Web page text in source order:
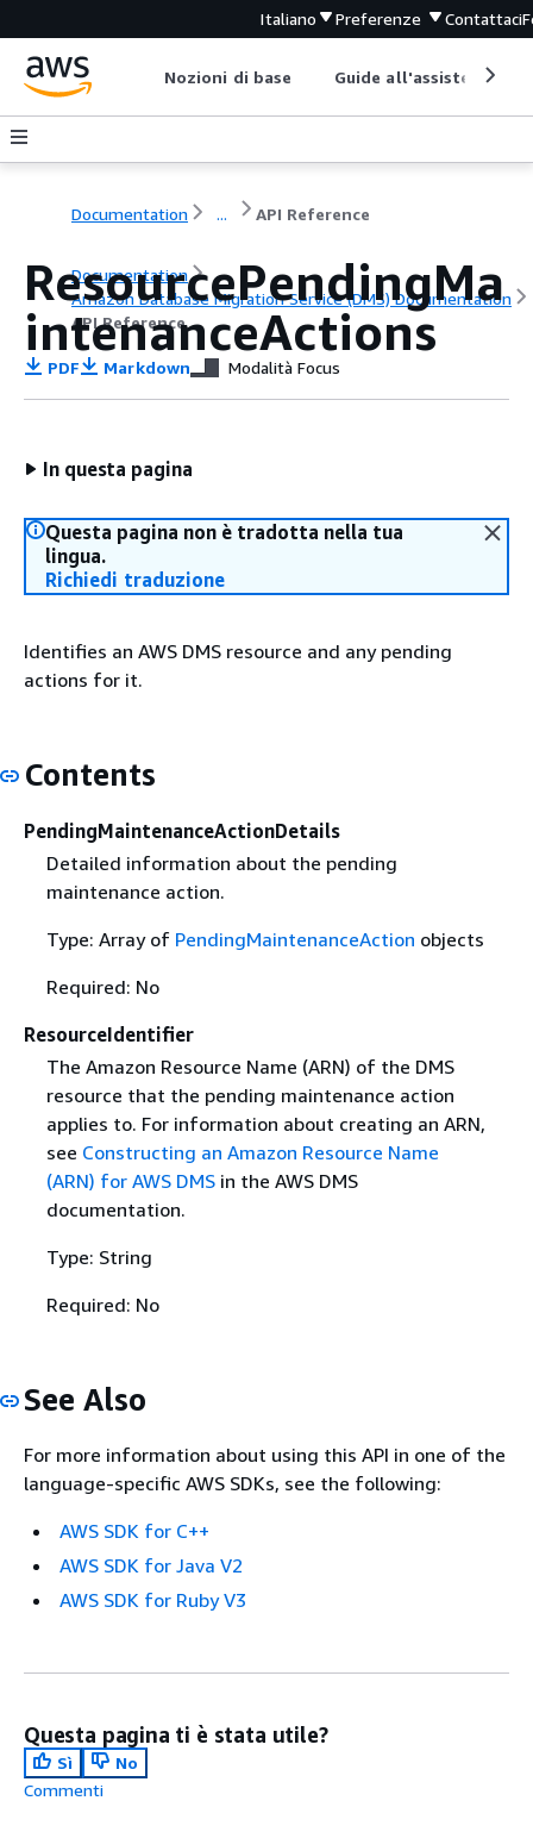
Italiano Preferenze Contattaci
Nozioni di base Guide all'assistenza
Documentation ... API Reference
Documentation
Amazon Database Migration Service (DMS) Documentation
API Reference
ResourcePendingMa
intenanceActions
PDF Markdown Modalità Focus
In questa pagina
Questa pagina non è tradotta nella tua
lingua.
Richiedi traduzione
Identifies an AWS DMS resource and any pending
actions for it.
Contents
PendingMaintenanceActionDetails
Detailed information about the pending
maintenance action.
Type: Array of PendingMaintenanceAction objects
Required: No
ResourceIdentifier
The Amazon Resource Name (ARN) of the DMS
resource that the pending maintenance action
applies to. For information about creating an ARN,
see Constructing an Amazon Resource Name
(ARN) for AWS DMSin the AWS DMS
documentation.
Type: String
Required: No
See Also
For more information about using this API in one of the
language-specific AWS SDKs, see the following:
AWS SDK for C++
AWS SDK for Java V2
AWS SDK for Ruby V3
Questa pagina ti è stata utile?
Sì
No
Commenti